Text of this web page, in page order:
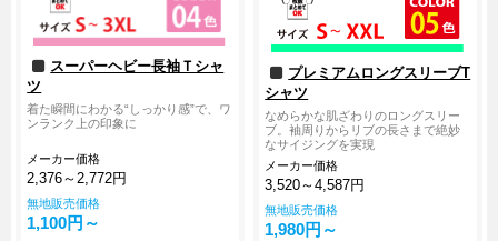
スーパーヘビー長袖Ｔシャ
ツ
着た瞬間にわかる“しっかり感”で、ワ
ンランク上の印象に
メーカー価格
2,376～2,772円
無地販売価格
1,100円～
プレミアムロングスリーブT
シャツ
なめらかな肌ざわりのロングスリー
ブ。袖周りからリブの長さまで絶妙
なサイジングを実現
メーカー価格
3,520～4,587円
無地販売価格
1,980円～